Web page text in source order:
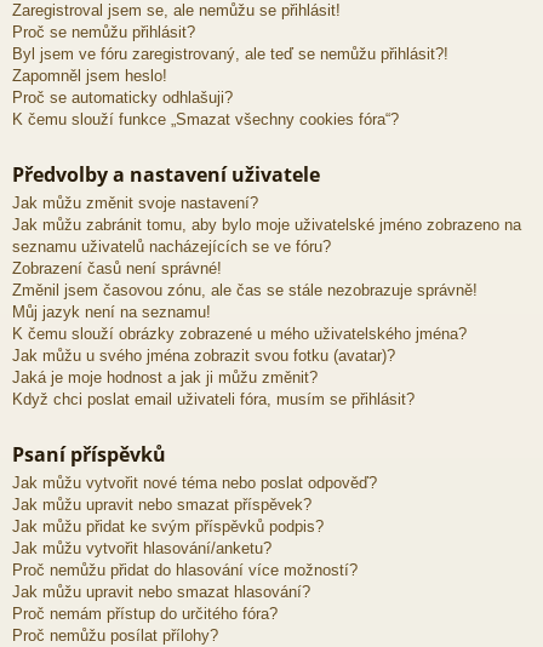
Zaregistroval jsem se, ale nemůžu se přihlásit!
Proč se nemůžu přihlásit?
Byl jsem ve fóru zaregistrovaný, ale teď se nemůžu přihlásit?!
Zapomněl jsem heslo!
Proč se automaticky odhlašuji?
K čemu slouží funkce „Smazat všechny cookies fóra“?
Předvolby a nastavení uživatele
Jak můžu změnit svoje nastavení?
Jak můžu zabránit tomu, aby bylo moje uživatelské jméno zobrazeno na
seznamu uživatelů nacházejících se ve fóru?
Zobrazení časů není správné!
Změnil jsem časovou zónu, ale čas se stále nezobrazuje správně!
Můj jazyk není na seznamu!
K čemu slouží obrázky zobrazené u mého uživatelského jména?
Jak můžu u svého jména zobrazit svou fotku (avatar)?
Jaká je moje hodnost a jak ji můžu změnit?
Když chci poslat email uživateli fóra, musím se přihlásit?
Psaní příspěvků
Jak můžu vytvořit nové téma nebo poslat odpověď?
Jak můžu upravit nebo smazat příspěvek?
Jak můžu přidat ke svým příspěvků podpis?
Jak můžu vytvořit hlasování/anketu?
Proč nemůžu přidat do hlasování více možností?
Jak můžu upravit nebo smazat hlasování?
Proč nemám přístup do určitého fóra?
Proč nemůžu posílat přílohy?